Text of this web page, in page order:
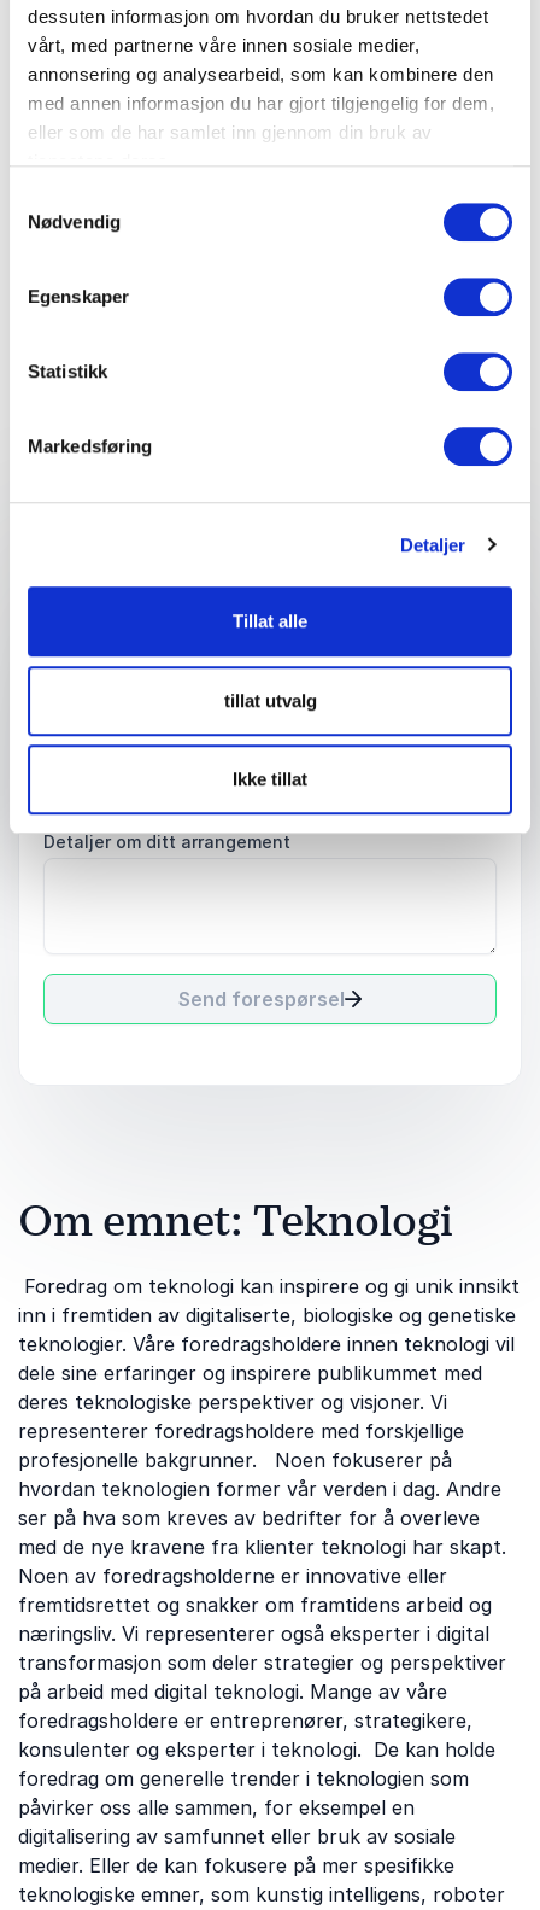
dessuten informasjon om hvordan du bruker nettstedet
vårt, med partnerne våre innen sosiale medier,
annonsering og analysearbeid, som kan kombinere den
med annen informasjon du har gjort tilgjengelig for dem,
eller som de har samlet inn gjennom din bruk av
Nødvendig
Egenskaper
Statistikk
Markedsføring
Detaljer
Tillat alle
tillat utvalg
Ikke tillat
Peter Sunde er medgründer
av The Pirate Bay og en
foredragsholder som gir
innsikt i teknologi,
innovasjon med fokus på
rådgivning for et vellykket
Fyll ut kontaktskjemaet – vi tar kontakt med deg
Detaljer om ditt arrangement
Send forespørsel
Om emnet: Teknologi
Foredrag om teknologi kan inspirere og gi unik innsikt
inn i fremtiden av digitaliserte, biologiske og genetiske
teknologier. Våre foredragsholdere innen teknologi vil
dele sine erfaringer og inspirere publikummet med
deres teknologiske perspektiver og visjoner. Vi
representerer foredragsholdere med forskjellige
profesjonelle bakgrunner. Noen fokuserer på
hvordan teknologien former vår verden i dag. Andre
ser på hva som kreves av bedrifter for å overleve
med de nye kravene fra klienter teknologi har skapt.
Noen av foredragsholderne er innovative eller
fremtidsrettet og snakker om framtidens arbeid og
næringsliv. Vi representerer også eksperter i digital
transformasjon som deler strategier og perspektiver
på arbeid med digital teknologi. Mange av våre
foredragsholdere er entreprenører, strategikere,
konsulenter og eksperter i teknologi. De kan holde
foredrag om generelle trender i teknologien som
påvirker oss alle sammen, for eksempel en
digitalisering av samfunnet eller bruk av sosiale
medier. Eller de kan fokusere på mer spesifikke
teknologiske emner, som kunstig intelligens, roboter